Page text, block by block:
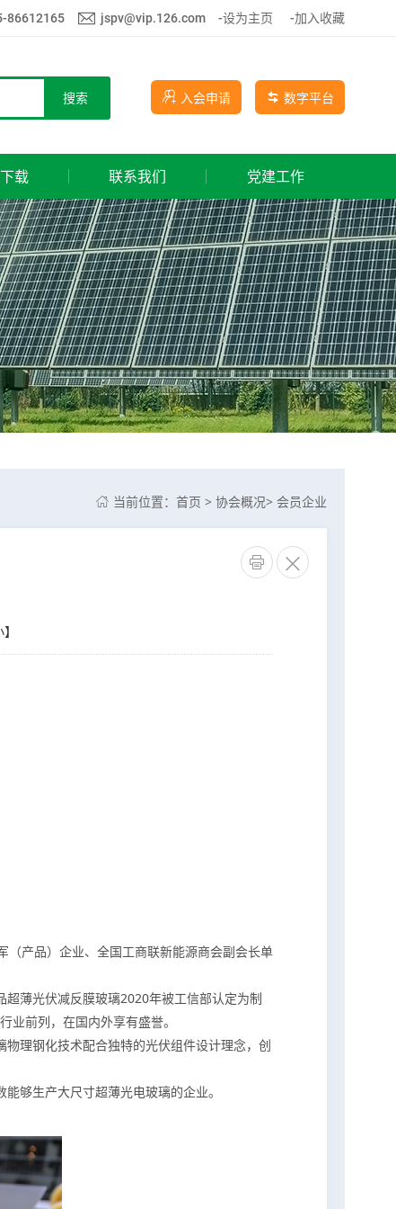
86612165 jspv@vip.126.com -设为主页 -加入收藏
数字平台
入会申请
搜索
载 联系我们 党建工作
 当前位置： 首页 > 协会概况> 会员企业
 
】
产品）企业、全国工商联新能源商会副会长单
薄光伏减反膜玻璃2020年被工信部认定为制
业前列，在国内外享有盛誉。
理钢化技术配合独特的光伏组件设计理念，创
够生产大尺寸超薄光电玻璃的企业。